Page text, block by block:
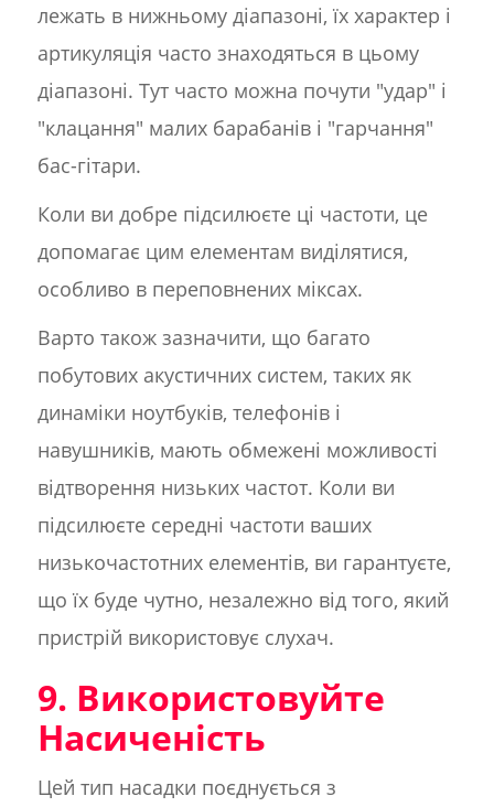
лежать в нижньому діапазоні, їх характер і
артикуляція часто знаходяться в цьому
діапазоні. Тут часто можна почути "удар" і
"клацання" малих барабанів і "гарчання"
бас-гітари.
Коли ви добре підсилюєте ці частоти, це
допомагає цим елементам виділятися,
особливо в переповнених міксах.
Варто також зазначити, що багато
побутових акустичних систем, таких як
динаміки ноутбуків, телефонів і
навушників, мають обмежені можливості
відтворення низьких частот. Коли ви
підсилюєте середні частоти ваших
низькочастотних елементів, ви гарантуєте,
що їх буде чутно, незалежно від того, який
пристрій використовує слухач.
9. Використовуйте
Насиченість
Цей тип насадки поєднується з